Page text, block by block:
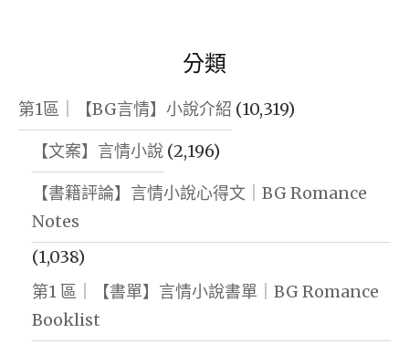
分類
第1區｜【BG言情】小說介紹 (10,319)
【文案】言情小說 (2,196)
【書籍評論】言情小說心得文｜BG Romance
Notes
(1,038)
第1 區｜【書單】言情小說書單｜BG Romance
Booklist